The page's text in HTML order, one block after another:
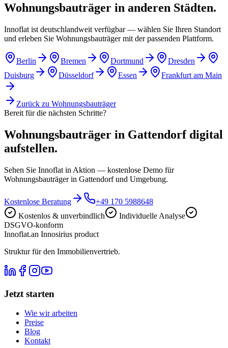
Wohnungsbauträger in anderen Städten.
Innoflat ist deutschlandweit verfügbar — wählen Sie Ihren Standort
und erleben Sie Wohnungsbauträger mit der passenden Plattform.
Berlin Bremen Dortmund
Dresden
Duisburg
Düsseldorf Essen Frankfurt am Main
Zurück zu Wohnungsbauträger
Bereit für die nächsten Schritte?
Wohnungsbauträger in Gattendorf digital
aufstellen.
Sehen Sie Innoflat in Aktion — kostenlose Demo für
Wohnungsbauträger in Gattendorf und Umgebung.
Kostenlose Beratung
+49 170 5988648
Kostenlos & unverbindlich
Individuelle Analyse
DSGVO-konform
Innoflat.an Innosirius product
Struktur für den Immobilienvertrieb.
Jetzt starten
Wie wir arbeiten
Preise
Blog
Kontakt